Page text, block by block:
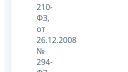
210-
ФЗ,
от
26.12.2008
№
294-